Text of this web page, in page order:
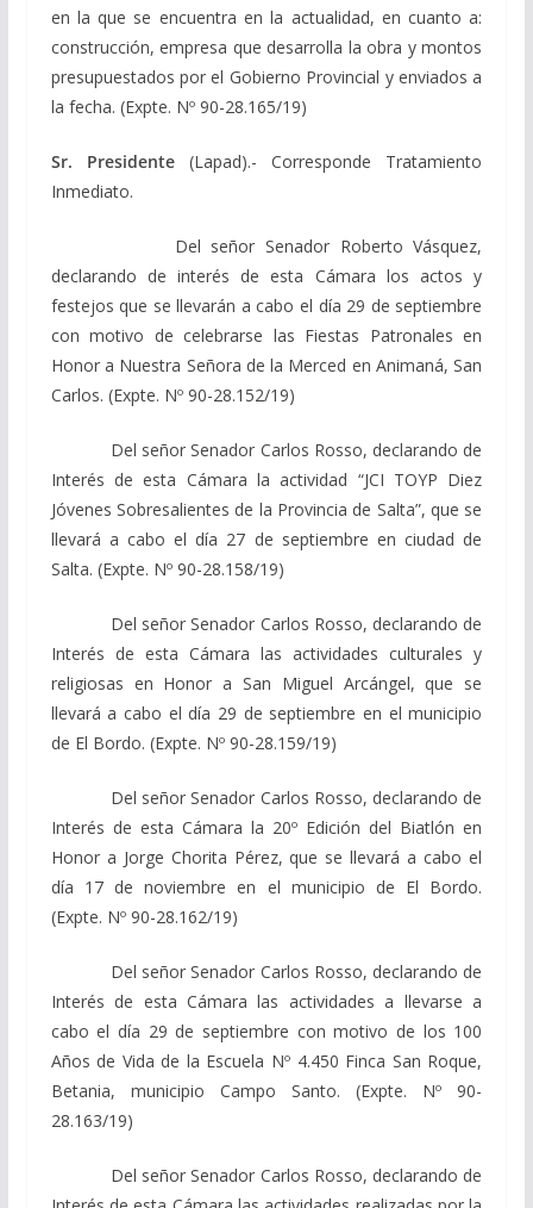
en la que se encuentra en la actualidad, en cuanto a:
construcción, empresa que desarrolla la obra y montos
presupuestados por el Gobierno Provincial y enviados a
la fecha. (Expte. Nº 90-28.165/19)
Sr. Presidente(Lapad).- Corresponde Tratamiento
Inmediato.
Del señor Senador Roberto Vásquez,
declarando de interés de esta Cámara los actos y
festejos que se llevarán a cabo el día 29 de septiembre
con motivo de celebrarse las Fiestas Patronales en
Honor a Nuestra Señora de la Merced en Animaná, San
Carlos. (Expte. Nº 90-28.152/19)
Del señor Senador Carlos Rosso, declarando de
Interés de esta Cámara la actividad “JCI TOYP Diez
Jóvenes Sobresalientes de la Provincia de Salta”, que se
llevará a cabo el día 27 de septiembre en ciudad de
Salta. (Expte. Nº 90-28.158/19)
Del señor Senador Carlos Rosso, declarando de
Interés de esta Cámara las actividades culturales y
religiosas en Honor a San Miguel Arcángel, que se
llevará a cabo el día 29 de septiembre en el municipio
de El Bordo. (Expte. Nº 90-28.159/19)
Del señor Senador Carlos Rosso, declarando de
Interés de esta Cámara la 20º Edición del Biatlón en
Honor a Jorge Chorita Pérez, que se llevará a cabo el
día 17 de noviembre en el municipio de El Bordo.
(Expte. Nº 90-28.162/19)
Del señor Senador Carlos Rosso, declarando de
Interés de esta Cámara las actividades a llevarse a
cabo el día 29 de septiembre con motivo de los 100
Años de Vida de la Escuela Nº 4.450 Finca San Roque,
Betania, municipio Campo Santo. (Expte. Nº 90-
28.163/19)
Del señor Senador Carlos Rosso, declarando de